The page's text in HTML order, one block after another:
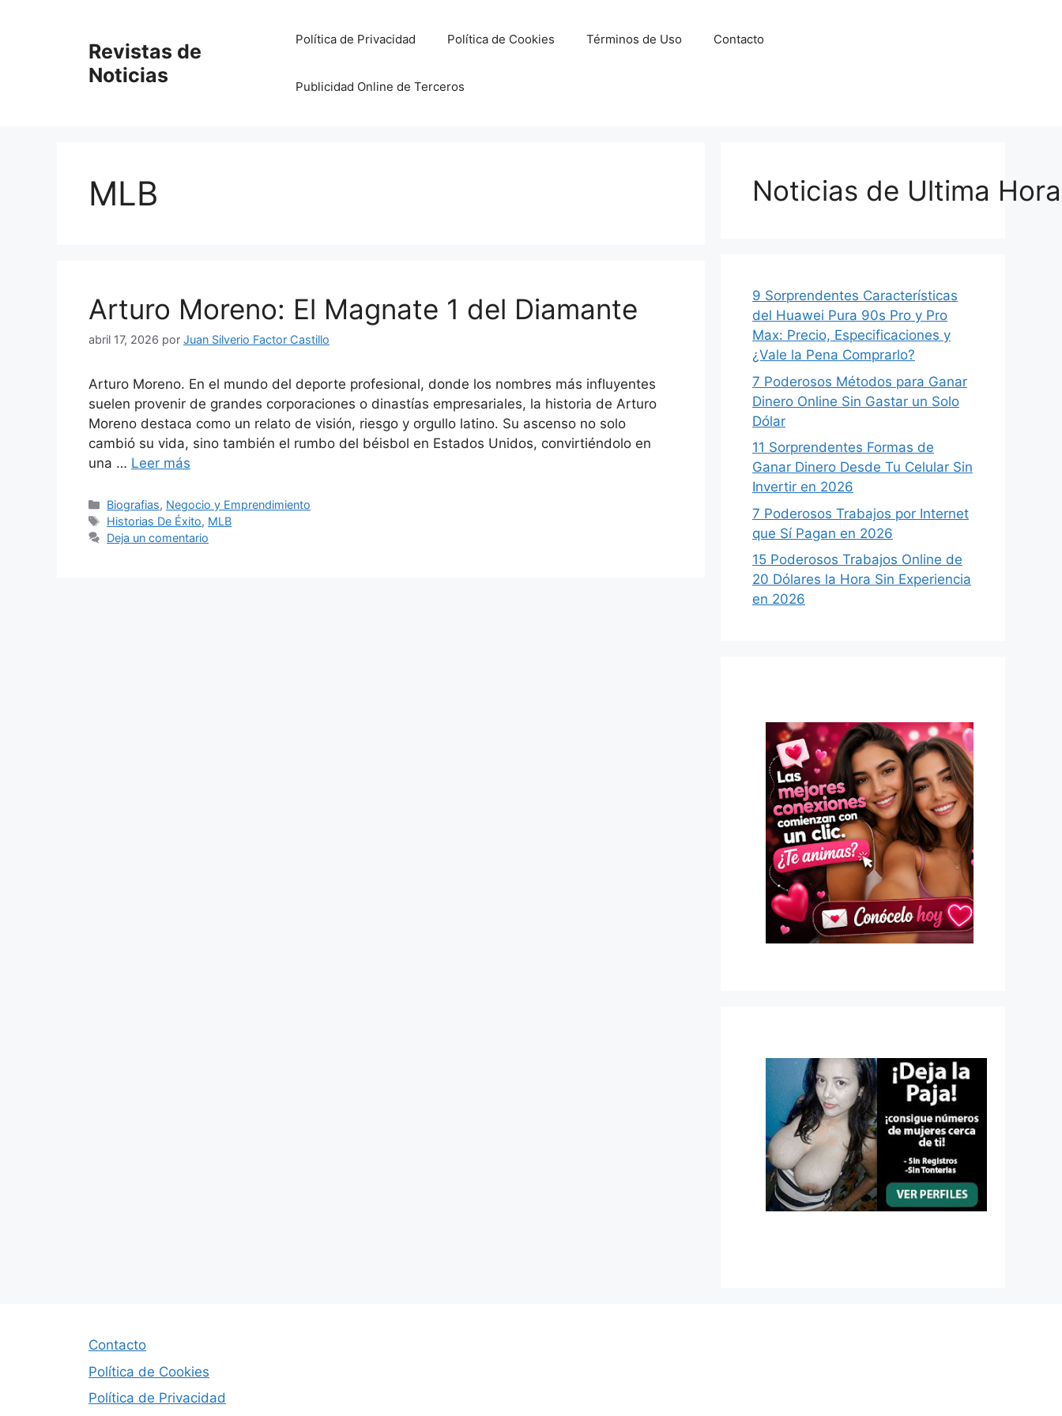
Revistas de
Noticias
Política de Privacidad Política de Cookies Términos de Uso Contacto
Publicidad Online de Terceros
MLB
Arturo Moreno: El Magnate 1 del Diamante
abril 17, 2026 por Juan Silverio Factor Castillo
Arturo Moreno. En el mundo del deporte profesional, donde los nombres más influyentes
suelen provenir de grandes corporaciones o dinastías empresariales, la historia de Arturo
Moreno destaca como un relato de visión, riesgo y orgullo latino. Su ascenso no solo
cambió su vida, sino también el rumbo del béisbol en Estados Unidos, convirtiéndolo en
una … Leer más
Categorías
Biografias, Negocio y Emprendimiento
Etiquetas
Historias De Éxito, MLB
Deja un comentario
Noticias de Ultima
9 Sorprendentes Características
del Huawei Pura 90s Pro y Pro
Max: Precio, Especificaciones y
¿Vale la Pena Comprarlo?
7 Poderosos Métodos para Ganar
Dinero Online Sin Gastar un Solo
Dólar
11 Sorprendentes Formas de
Ganar Dinero Desde Tu Celular Sin
Invertir en 2026
7 Poderosos Trabajos por Internet
que Sí Pagan en 2026
15 Poderosos Trabajos Online de
20 Dólares la Hora Sin Experiencia
en 2026
Contacto
Política de Cookies
Política de Privacidad